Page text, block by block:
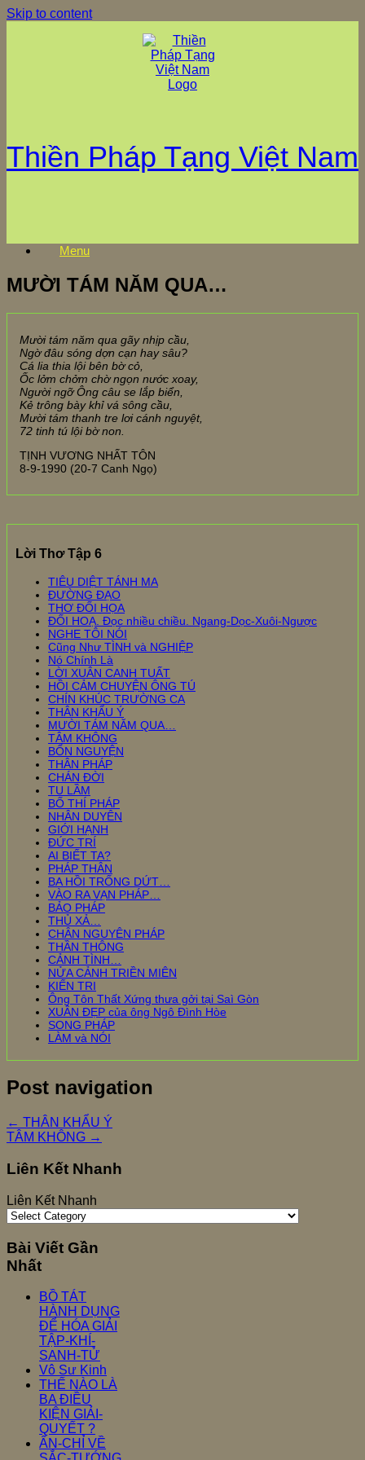
Skip to content
Thiền Pháp Tạng Việt Nam
Menu
MƯỜI TÁM NĂM QUA…
Mười tám năm qua gãy nhịp cầu,
Ngờ đâu sóng dợn cạn hay sâu?
Cá lia thia lội bên bờ cỏ,
Ốc lởm chởm chờ ngọn nước xoay,
Người ngỡ Ông câu se lắp biển,
Kẻ trông bày khỉ vá sông cầu,
Mười tám thanh tre lơi cánh nguyệt,
72 tinh tú lội bờ non.
TỊNH VƯƠNG NHẤT TÔN
8-9-1990 (20-7 Canh Ngọ)
Lời Thơ Tập 6
TIÊU DIỆT TÁNH MA
ĐƯỜNG ĐẠO
THƠ ĐỐI HỌA
ĐỐI HOẠ. Đọc nhiều chiều. Ngang-Dọc-Xuôi-Ngược
NGHE TÔI NÓI
Cũng Như TÌNH và NGHIỆP
Nó Chính Là
LỜI XUÂN CANH TUẤT
HỒI CẢM CHUYỆN ÔNG TÚ
CHÍN KHÚC TRƯỜNG CA
THÂN KHẨU Ý
MƯỜI TÁM NĂM QUA…
TÂM KHÔNG
BỔN NGUYỆN
THÂN PHÁP
CHÁN ĐỜI
TU LẦM
BỐ THÍ PHÁP
NHÂN DUYÊN
GIỚI HẠNH
ĐỨC TRÍ
AI BIẾT TA?
PHÁP THÂN
BA HỒI TRỐNG DỨT…
VÀO RA VẠN PHÁP…
BẢO PHÁP
THỦ XẢ…
CHÂN NGUYÊN PHÁP
THẦN THÔNG
CẢNH TÌNH…
NỬA CẢNH TRIỀN MIÊN
KIẾN TRI
Ông Tôn Thất Xứng thưa gởi tại Saì Gòn
XUÂN ĐẸP của ông Ngô Đình Hòe
SONG PHÁP
LÀM và NÓI
Post navigation
← THÂN KHẨU Ý
TÂM KHÔNG →
Liên Kết Nhanh
Liên Kết Nhanh
Bài Viết Gần
Nhất
BỒ TÁT
HÀNH DỤNG
ĐỂ HÓA GIẢI
TẬP-KHÍ-
SANH-TỬ
Vô Sư Kinh
THẾ NÀO LÀ
BA ĐIỀU
KIỆN GIẢI-
QUYẾT ?
ẤN-CHỈ VỀ